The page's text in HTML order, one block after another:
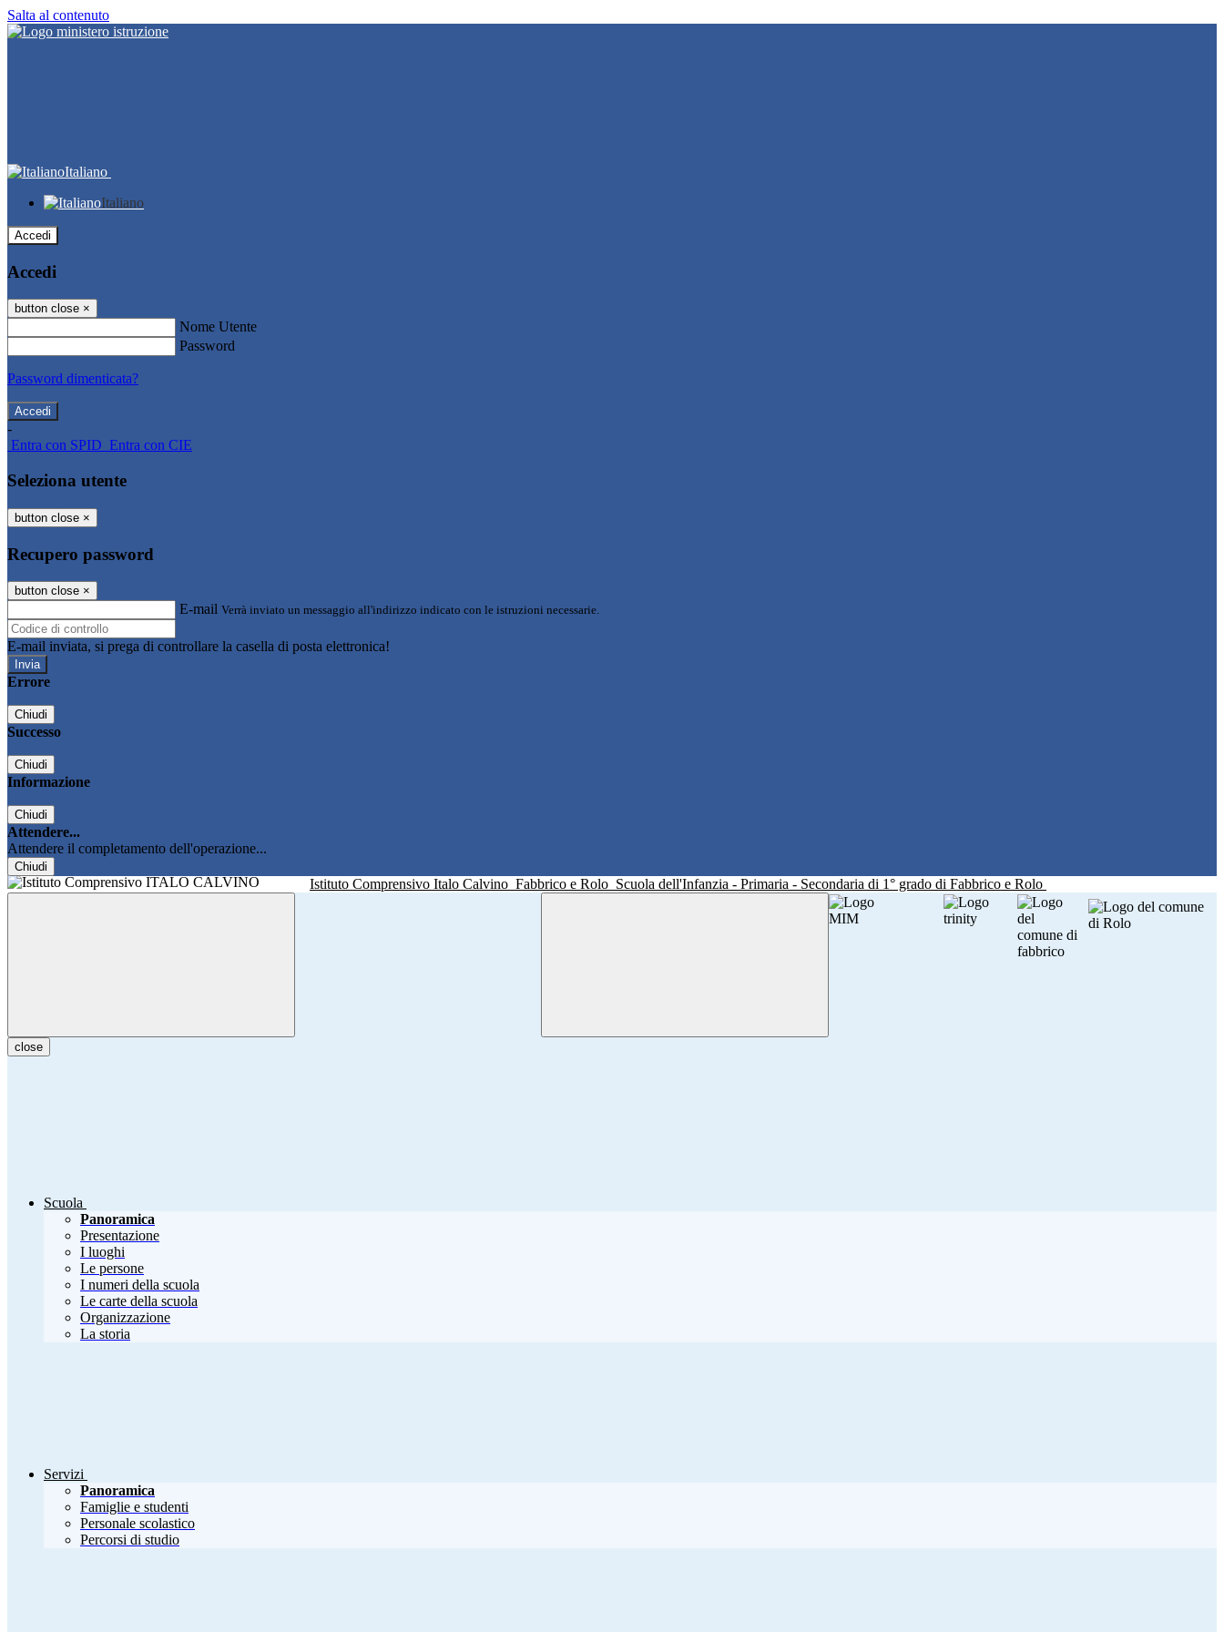
Salta al contenuto
Italiano
Italiano
Accedi
Accedi
button close ×
Nome Utente
Password
Password dimenticata?
-
Entra con SPID Entra con CIE
Seleziona utente
button close ×
Recupero password
button close ×
E-mail Verrà inviato un messaggio all'indirizzo indicato con le istruzioni necessarie.
E-mail inviata, si prega di controllare la casella di posta elettronica!
Errore
Chiudi
Successo
Chiudi
Informazione
Chiudi
Attendere...
Attendere il completamento dell'operazione...
Chiudi
Istituto Comprensivo Italo Calvino Fabbrico e Rolo Scuola dell'Infanzia - Primaria - Secondaria di 1° grado di Fabbrico e Rolo
close
Scuola
Panoramica
Presentazione
I luoghi
Le persone
I numeri della scuola
Le carte della scuola
Organizzazione
La storia
Servizi
Panoramica
Famiglie e studenti
Personale scolastico
Percorsi di studio